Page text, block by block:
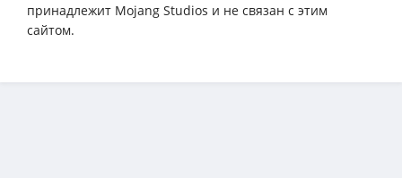
принадлежит Mojang Studios и не связан с этим
сайтом.